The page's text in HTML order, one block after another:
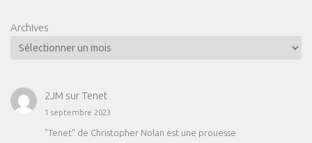
Archives
2JM surTenet
1 septembre 2023
"Tenet" de Christopher Nolan est une prouesse